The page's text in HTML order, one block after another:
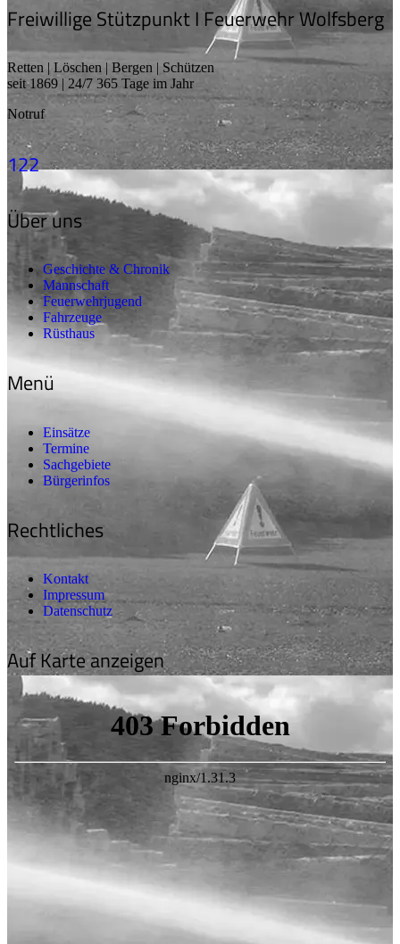
Freiwillige Stützpunkt I Feuerwehr Wolfsberg
Retten | Löschen | Bergen | Schützen
seit 1869 | 24/7 365 Tage im Jahr
Notruf
122
Über uns
Geschichte & Chronik
Mannschaft
Feuerwehrjugend
Fahrzeuge
Rüsthaus
Menü
Einsätze
Termine
Sachgebiete
Bürgerinfos
Rechtliches
Kontakt
Impressum
Datenschutz
Auf Karte anzeigen